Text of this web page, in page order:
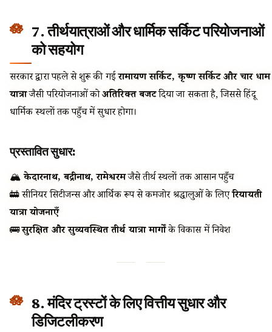
7. तीर्थयात्राओं और धार्मिक सर्किट परियोजनाओं
को सहयोग
सरकार द्वारा पहले से शुरू की गईरामायण सर्किट, कृष्ण सर्किट और चार धाम
यात्राजैसी परियोजनाओं कोअतिरिक्त बजटदिया जा सकता है, जिससे हिंदू
धार्मिक स्थलों तक पहुँच में सुधार होगा।
प्रस्तावित सुधार:
🏔️केदारनाथ, बद्रीनाथ, रामेश्वरमजैसे तीर्थ स्थलों तक आसान पहुँच
🚋 सीनियर सिटीजन्स और आर्थिक रूप से कमजोर श्रद्धालुओं के लिएरियायती
यात्रा योजनाएँ
🚌सुरक्षित और सुव्यवस्थित तीर्थ यात्रा मार्गोंके विकास में निवेश
8. मंदिर ट्रस्टों के लिए वित्तीय सुधार और
डिजिटलीकरण